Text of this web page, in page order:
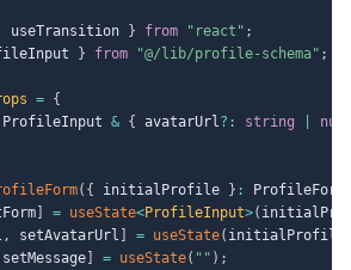
useTransition } from "react" ;
} from "@/lib/profile-schema" ;
= {
ProfileInput & { avatarUrl? : string
( { initialProfile } :
= useState<ProfileInput>(
, setAvatarUrl = useState( initialProfile
setMessage = useState( "" ) ;